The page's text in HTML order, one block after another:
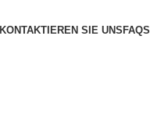
KONTAKTIEREN SIE UNS FAQS